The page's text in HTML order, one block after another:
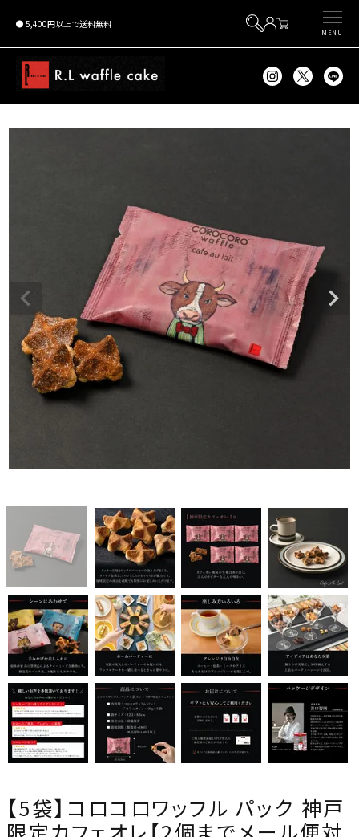
5,400円以上で送料無料
MENU
【5袋】コロコロワッフル パック 神戸